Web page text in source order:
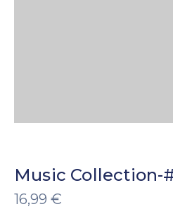
Music Collection-
16,99 €